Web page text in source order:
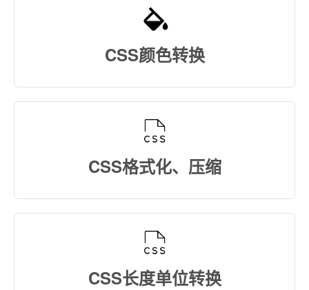
CSS颜色转换
CSS格式化、压缩
CSS长度单位转换